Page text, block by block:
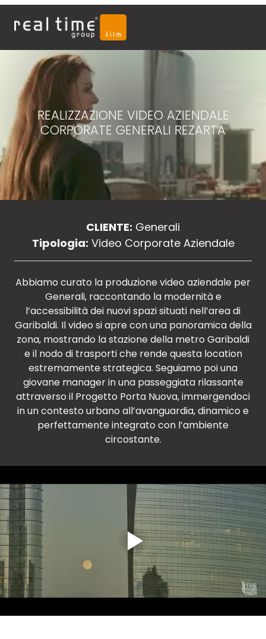
REALIZZAZIONE VIDEO AZIENDALE
CORPORATE GENERALI REZARTA
CLIENTE: Generali
Tipologia: Video Corporate Aziendale
Abbiamo curato la produzione video aziendale per
Generali, raccontando la modernità e
l’accessibilità dei nuovi spazi situati nell’area di
Garibaldi. Il video si apre con una panoramica della
zona, mostrando la stazione della metro Garibaldi
e il nodo di trasporti che rende questa location
estremamente strategica. Seguiamo poi una
giovane manager in una passeggiata rilassante
attraverso il Progetto Porta Nuova, immergendoci
in un contesto urbano all’avanguardia, dinamico e
perfettamente integrato con l’ambiente
circostante.